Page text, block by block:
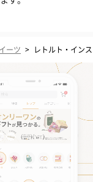
ーツ > レトルト・イン